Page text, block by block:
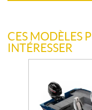
CES MODÈLES
INTÉRESSER